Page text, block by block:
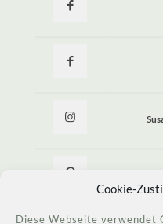
Cookie-
Diese Webseite verwendet